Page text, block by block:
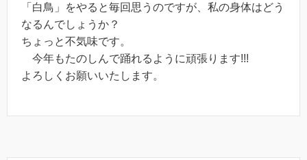
「白鳥」をやると毎回思うのですが、私の身体はどう
なるんでしょうか？
ちょっと不気味です。
今年もたのしんで踊れるように頑張ります!!!
よろしくお願いいたします。